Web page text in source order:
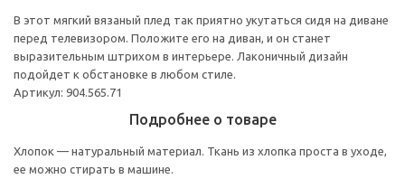
В этот мягкий вязаный плед так приятно укутаться сидя на диване
перед телевизором. Положите его на диван, и он станет
выразительным штрихом в интерьере. Лаконичный дизайн
подойдет к обстановке в любом стиле.
Артикул: 904.565.71
Подробнее о товаре
Хлопок — натуральный материал. Ткань из хлопка проста в уходе,
ее можно стирать в машине.